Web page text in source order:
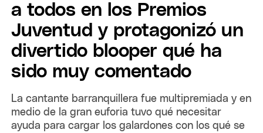
a todos en los Premios
Juventud y protagonizó un
divertido blooper qué ha
sido muy comentado
La cantante barranquillera fue multipremiada y en
medio de la gran euforia tuvo qué necesitar
ayuda para cargar los galardones con los qué se